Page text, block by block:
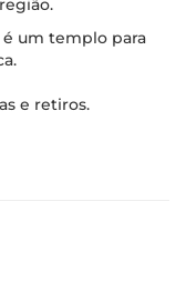
é um templo para
e retiros.